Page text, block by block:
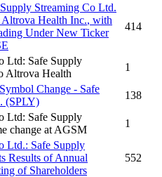
Streaming Co Ltd.
Altrova Health Inc., with
Under New Ticker
414
Ltd: Safe Supply
Altrova Health
1
Change - Safe
(SPLY)
138
Ltd: Safe Supply
change at AGSM
1
Ltd.: Safe Supply
Results of Annual
of Shareholders
552